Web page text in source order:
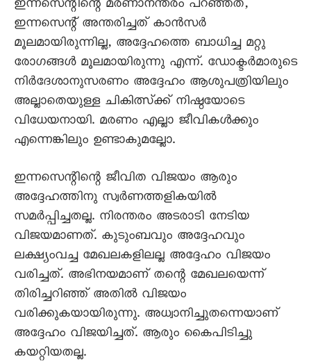
ഇന്നസെന്റിന്റെ മരണാനന്തരം പറഞ്ഞത്‌,
ഇന്നസെന്റ്‌ അന്തരിച്ചത്‌ കാൻസർ
മൂലമായിരുന്നില്ല, അദ്ദേഹത്തെ ബാധിച്ച മറ്റു
രോഗങ്ങൾ മൂലമായിരുന്നു എന്ന്‌. ഡോക്ടർമാരുടെ
നിർദേശാനുസരണം അദ്ദേഹം ആശുപത്രിയിലും
അല്ലാതെയുള്ള ചികിത്സ്ക്ക്‌ നിഷ്ഠയോടെ
വിധേയനായി. മരണം എല്ലാ ജീവികൾക്കും
എന്നെങ്കിലും ഉണ്ടാകുമല്ലോ.
ഇന്നസെന്റിന്റെ ജീവിത വിജയം ആരും
അദ്ദേഹത്തിനു സ്വർണത്തളികയിൽ
സമർപ്പിച്ചതല്ല. നിരന്തരം അടരാടി നേടിയ
വിജയമാണത്‌. കുടുംബവും അദ്ദേഹവും
ലക്ഷ്യംവച്ച മേഖലകളിലല്ല അദ്ദേഹം വിജയം
വരിച്ചത്‌. അഭിനയമാണ് തന്റെ മേഖലയെന്ന്
തിരിച്ചറിഞ്ഞ് അതിൽ വിജയം
വരിക്കുകയായിരുന്നു. അധ്വാനിച്ചുതന്നെയാണ്‌
അദ്ദേഹം വിജയിച്ചത്‌. ആരും കൈപിടിച്ചു
കയറ്റിയതല്ല.